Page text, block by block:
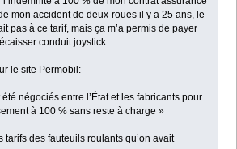
mon accident de deux-roues il y a 25 ans, le
pas à ce tarif, mais ça m’a permis de payer
conduit joystick
le site Permobil:
négociés entre l’État et les fabricants pour
à 100 % sans reste à charge »
tarifs des fauteuils roulants qu’on avait